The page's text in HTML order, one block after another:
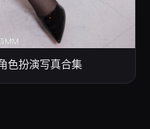
色扮演写真合集